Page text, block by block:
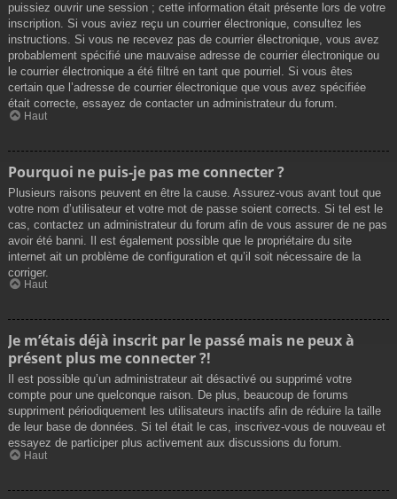
puissiez ouvrir une session ; cette information était présente lors de votre
inscription. Si vous aviez reçu un courrier électronique, consultez les
instructions. Si vous ne recevez pas de courrier électronique, vous avez
probablement spécifié une mauvaise adresse de courrier électronique ou
le courrier électronique a été filtré en tant que pourriel. Si vous êtes
certain que l’adresse de courrier électronique que vous avez spécifiée
était correcte, essayez de contacter un administrateur du forum.
Haut
Pourquoi ne puis-je pas me connecter ?
Plusieurs raisons peuvent en être la cause. Assurez-vous avant tout que
votre nom d’utilisateur et votre mot de passe soient corrects. Si tel est le
cas, contactez un administrateur du forum afin de vous assurer de ne pas
avoir été banni. Il est également possible que le propriétaire du site
internet ait un problème de configuration et qu’il soit nécessaire de la
corriger.
Haut
Je m’étais déjà inscrit par le passé mais ne peux à
présent plus me connecter ?!
Il est possible qu’un administrateur ait désactivé ou supprimé votre
compte pour une quelconque raison. De plus, beaucoup de forums
suppriment périodiquement les utilisateurs inactifs afin de réduire la taille
de leur base de données. Si tel était le cas, inscrivez-vous de nouveau et
essayez de participer plus activement aux discussions du forum.
Haut